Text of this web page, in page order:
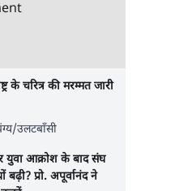
और
मंतर हमाराः CJP
के चरित्र की मरम्मत जारी
उलटबाँसी
युवा आक्रोश के बाद संघ
बढ़ी? प्रो. अपूर्वानंद ने